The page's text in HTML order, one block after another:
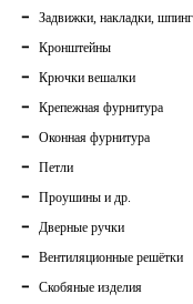
Задвижки, накладки,
Кронштейны
Крючки вешалки
Крепежная фурнитура
Оконная фурнитура
Петли
Проушины и др.
Дверные ручки
Вентиляционные решётки
Скобяные изделия